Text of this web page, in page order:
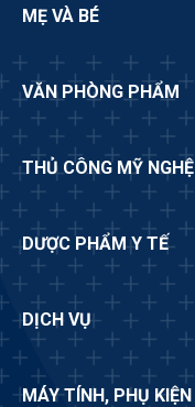
MẸ VÀ BÉ
VĂN PHÒNG PHẨM
THỦ CÔNG MỸ NGHỆ
DƯỢC PHẨM Y TẾ
DỊCH VỤ
MÁY TÍNH, PHỤ KIỆN